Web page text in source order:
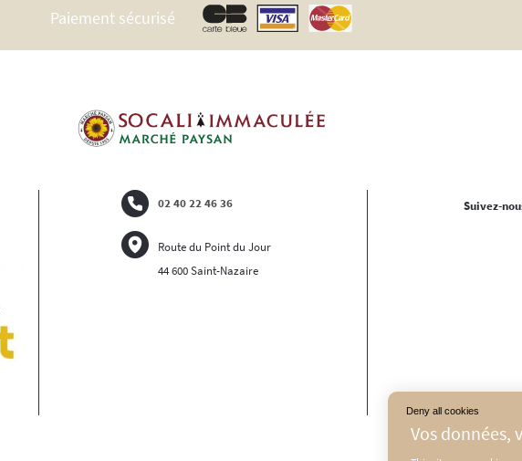
Paiement sécurisé
02 40 22 46 36
Route du Point du Jour
44 600 Saint-Nazaire
Suivez-
Deny all cookies